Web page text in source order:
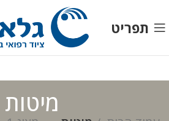
תפריט
מיטות